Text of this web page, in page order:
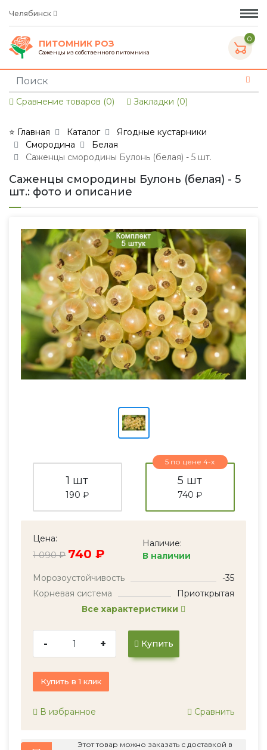
Челябинск
ПИТОМНИК РОЗ
Саженцы из собственного питомника
0
Сравнение товаров (0) Закладки (0)
⭐ Главная Каталог
Ягодные кустарники
Смородина
Белая
Саженцы смородины Булонь (белая) - 5 шт.
Саженцы смородины Булонь (белая) - 5
шт.: фото и описание
1 шт
190 ₽
5 по цене 4-х
5 шт
740 ₽
Цена:
1 090 ₽ 740 ₽
Наличие:
В наличии
Морозоустойчивость
-35
Корневая система
Приоткрытая
Все характеристики
- + Купить
Купить в 1 клик
В избранное Сравнить
Этот товар можно заказать с доставкой в